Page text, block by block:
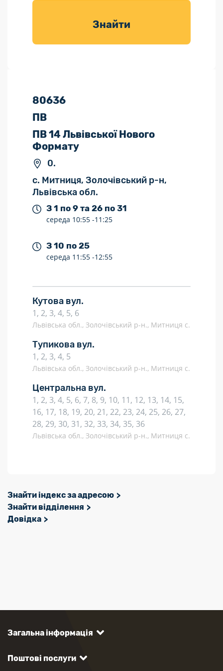
товарів для
Знайти
80636
ПВ
ПВ 14 Львівської Нового
Формату
0.
с. Митниця, Золочівський р-н,
Львівська обл.
З 1 по 9 та 26 по 31
середа 10:55 -11:25
З 10 по 25
середа 11:55 -12:55
Кутова вул.
1, 2, 3, 4, 5, 6
Львівська обл., Золочівський р-н., Митниця с.
Тупикова вул.
1, 2, 3, 4, 5
Львівська обл., Золочівський р-н., Митниця с.
Центральна вул.
1, 2, 3, 4, 5, 6, 7, 8, 9, 10, 11, 12, 13, 14, 15,
16, 17, 18, 19, 20, 21, 22, 23, 24, 25, 26, 27,
28, 29, 30, 31, 32, 33, 34, 35, 36
Львівська обл., Золочівський р-н., Митниця с.
Знайти індекс за адресою
Знайти відділення
Довідка
Загальна інформація
Поштові послуги